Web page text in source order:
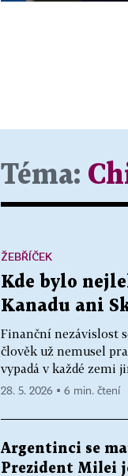
Téma:
Kde bylo
Kanadu ani
Finanční nezávislost
člověk už nemusel
vypadá v každé zemi
ŽEBŘÍČEK
28. 5. 2026 ▪ 6 min. čtení
Argentinci se
Prezident Milei